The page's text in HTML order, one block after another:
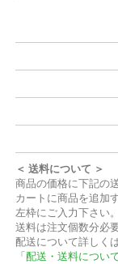
＜ 送料について ＞
商品の価格に下記の
カートに商品を追加
左枠にご入力下さい。
送料は注文個数分必
配送について詳しくは
「配送・送料につい